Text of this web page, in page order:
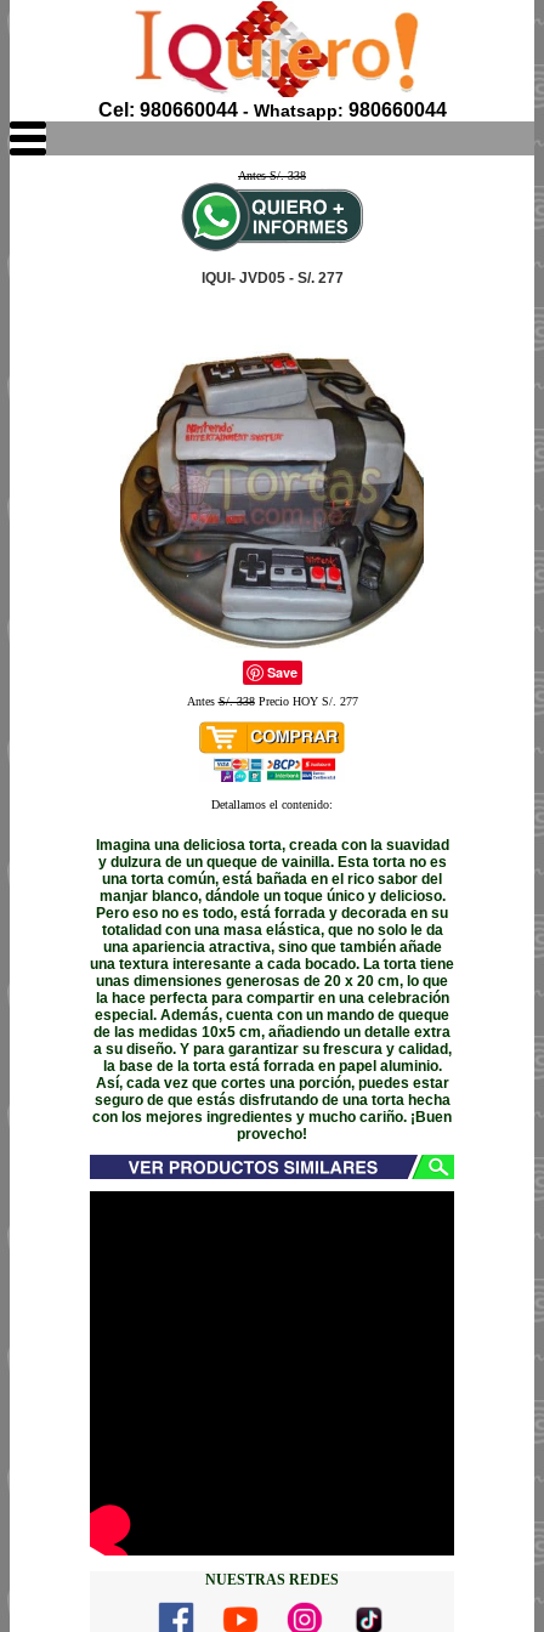
Cel: 980660044- Whatsapp: 980660044
Antes S/. 338
IQUI- JVD05 - S/. 277
Save
AntesS/. 338Precio HOY S/. 277
Detallamos el contenido:
Imagina una deliciosa torta, creada con la suavidad
y dulzura de un queque de vainilla. Esta torta no es
una torta común, está bañada en el rico sabor del
manjar blanco, dándole un toque único y delicioso.
Pero eso no es todo, está forrada y decorada en su
totalidad con una masa elástica, que no solo le da
una apariencia atractiva, sino que también añade
una textura interesante a cada bocado. La torta tiene
unas dimensiones generosas de 20 x 20 cm, lo que
la hace perfecta para compartir en una celebración
especial. Además, cuenta con un mando de queque
de las medidas 10x5 cm, añadiendo un detalle extra
a su diseño. Y para garantizar su frescura y calidad,
la base de la torta está forrada en papel aluminio.
Así, cada vez que cortes una porción, puedes estar
seguro de que estás disfrutando de una torta hecha
con los mejores ingredientes y mucho cariño. ¡Buen
provecho!
NUESTRAS REDES